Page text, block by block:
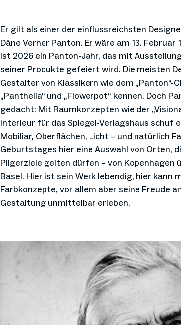
Er gilt als einer der einflussreichsten
Däne Verner Panton. Er wäre am 13.
ist 2026 ein Panton-Jahr, das mit
seiner Produkte gefeiert wird. Die meisten
Gestalter von Klassikern wie dem „Panton“-
„Panthella“ und „Flowerpot“ kennen. Doch
gedacht: Mit Raumkonzepten wie der
Interieur für das Spiegel-Verlagshaus schuf
Mobiliar, Oberflächen, Licht – und natürlich
Geburtstages hier eine Auswahl von Orten,
Pilgerziele gelten dürfen – von Kopenhagen
Basel. Hier ist sein Werk lebendig, hier kann
Farbkonzepte, vor allem aber seine Freude
Gestaltung unmittelbar erleben.